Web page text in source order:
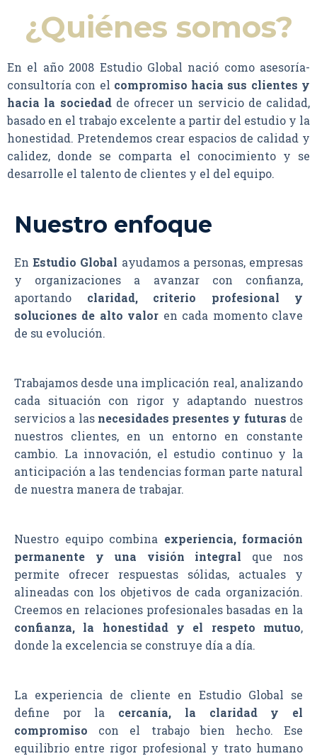
¿Quiénes somos?
En el año 2008 Estudio Global nació como asesoría-
consultoría con el compromiso hacia sus clientes y
hacia la sociedadde ofrecer un servicio de calidad,
basado en el trabajo excelente a partir del estudio y la
honestidad. Pretendemos crear espacios de calidad y
calidez, donde se comparta el conocimiento y se
desarrolle el talento de clientes y el del equipo.
Nuestro enfoque
EnEstudio Global ayudamos a personas, empresas
y organizaciones a avanzar con confianza,
aportando claridad, criterio profesional y
soluciones de alto valor en cada momento clave
de su evolución.
Trabajamos desde una implicación real, analizando
cada situación con rigor y adaptando nuestros
servicios a las necesidades presentes y futuras de
nuestros clientes, en un entorno en constante
cambio. La innovación, el estudio continuo y la
anticipación a las tendencias forman parte natural
de nuestra manera de trabajar.
Nuestro equipo combina experiencia, formación
permanente y una visión integral que nos
permite ofrecer respuestas sólidas, actuales y
alineadas con los objetivos de cada organización.
Creemos en relaciones profesionales basadas en la
confianza, la honestidad y el respeto mutuo,
donde la excelencia se construye día a día.
La experiencia de cliente en Estudio Global se
define por la cercanía, la claridad y el
compromiso con el trabajo bien hecho. Ese
equilibrio entre rigor profesional y trato humano